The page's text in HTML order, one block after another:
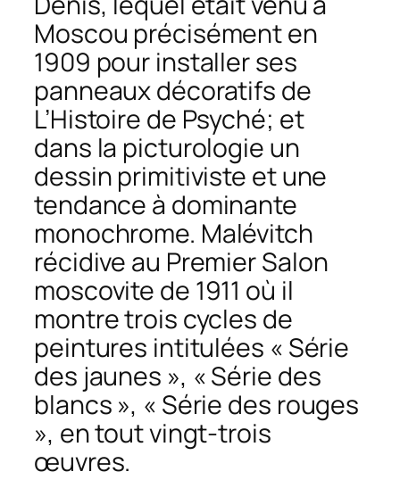
Moscou précisément en
1909 pour installer ses
panneaux décoratifs de
L’Histoire de Psyché; et
dans la picturologie un
dessin primitiviste et une
tendance à dominante
monochrome. Malévitch
récidive au Premier Salon
moscovite de 1911 où il
montre trois cycles de
peintures intitulées « Série
des jaunes », « Série des
blancs », « Série des rouges
», en tout vingt-trois
œuvres.